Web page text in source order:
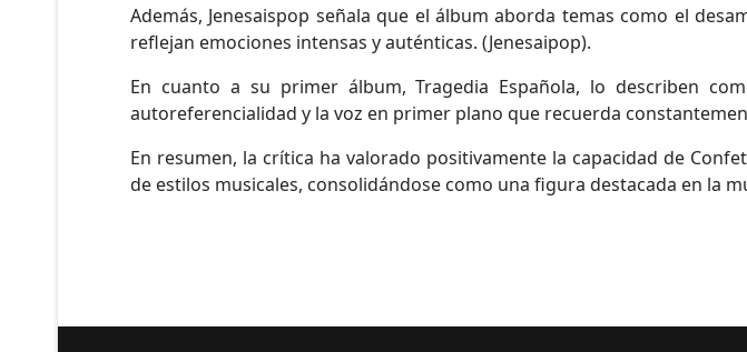
Además, Jenesaispop señala que el álbum aborda temas como el
reflejan emociones intensas y auténticas. (Jenesaipop).
En cuanto a su primer álbum, Tragedia Española, lo describen
autoreferencialidad y la voz en primer plano que recuerda
En resumen, la crítica ha valorado positivamente la capacidad de
de estilos musicales, consolidándose como una figura destacada en la